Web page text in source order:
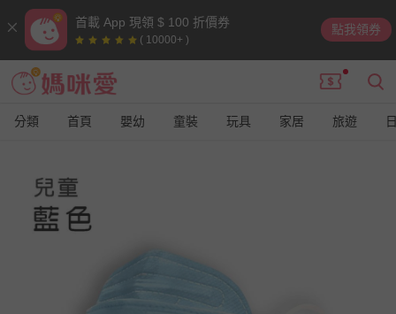
首載 App 現領 $ 100 折價券
( 10000+ )
點我領券
分類 首頁 嬰幼 童裝 玩具 家居 旅遊